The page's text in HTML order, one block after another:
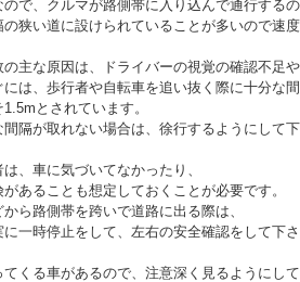
で、クルマが路側帯に入り込んで通行する
の狭い道に設けられていることが多いので速
主な原因は、ドライバーの視覚の確認不足
は、歩行者や自転車を追い抜く際に十分な
とされています。
隔が取れない場合は、徐行するようにして
、車に気づいてなかったり、
あることも想定しておくことが必要です。
ら路側帯を跨いで道路に出る際は、
一時停止をして、左右の安全確認をして下
くる車があるので、注意深く見るようにし